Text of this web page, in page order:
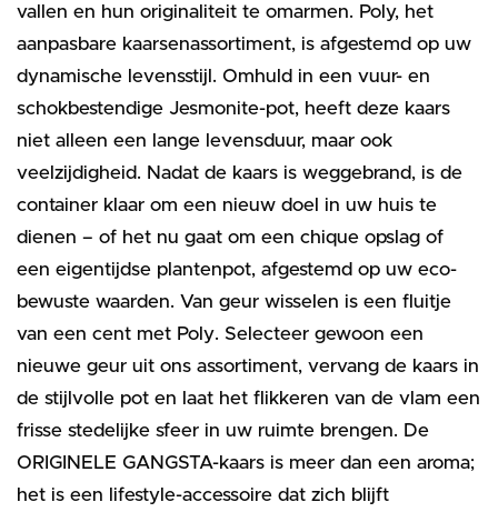
vallen en hun originaliteit te omarmen. Poly, het
aanpasbare kaarsenassortiment, is afgestemd op uw
dynamische levensstijl. Omhuld in een vuur- en
schokbestendige Jesmonite-pot, heeft deze kaars
niet alleen een lange levensduur, maar ook
veelzijdigheid. Nadat de kaars is weggebrand, is de
container klaar om een nieuw doel in uw huis te
dienen – of het nu gaat om een chique opslag of
een eigentijdse plantenpot, afgestemd op uw eco-
bewuste waarden. Van geur wisselen is een fluitje
van een cent met Poly. Selecteer gewoon een
nieuwe geur uit ons assortiment, vervang de kaars in
de stijlvolle pot en laat het flikkeren van de vlam een
frisse stedelijke sfeer in uw ruimte brengen. De
ORIGINELE GANGSTA-kaars is meer dan een aroma;
het is een lifestyle-accessoire dat zich blijft